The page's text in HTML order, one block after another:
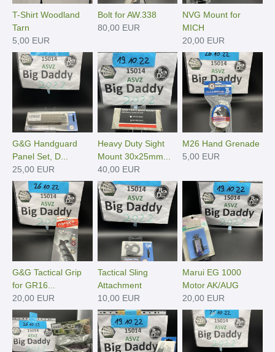
T-Shirt Woodland
Tarn
5,00 EUR
Bolt for AW.338
80,00 EUR
NVG Mount for
MICH
20,00 EUR
G&G Handguard
Panel Set, D...
25,00 EUR
Heavy Duty Sight
Mount 30x25mm...
40,00 EUR
M26 Hand Grenade
5,00 EUR
G&G Tactical Grip
for GR16...
20,00 EUR
Tactical Sling
Attachment
10,00 EUR
Marui EG 1000
Motor AK/AUG
20,00 EUR